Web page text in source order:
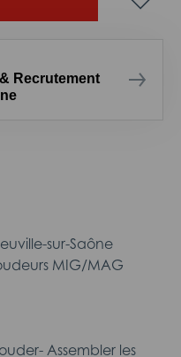
Recrutement
sur-Saône
MIG/MAG
Assembler les